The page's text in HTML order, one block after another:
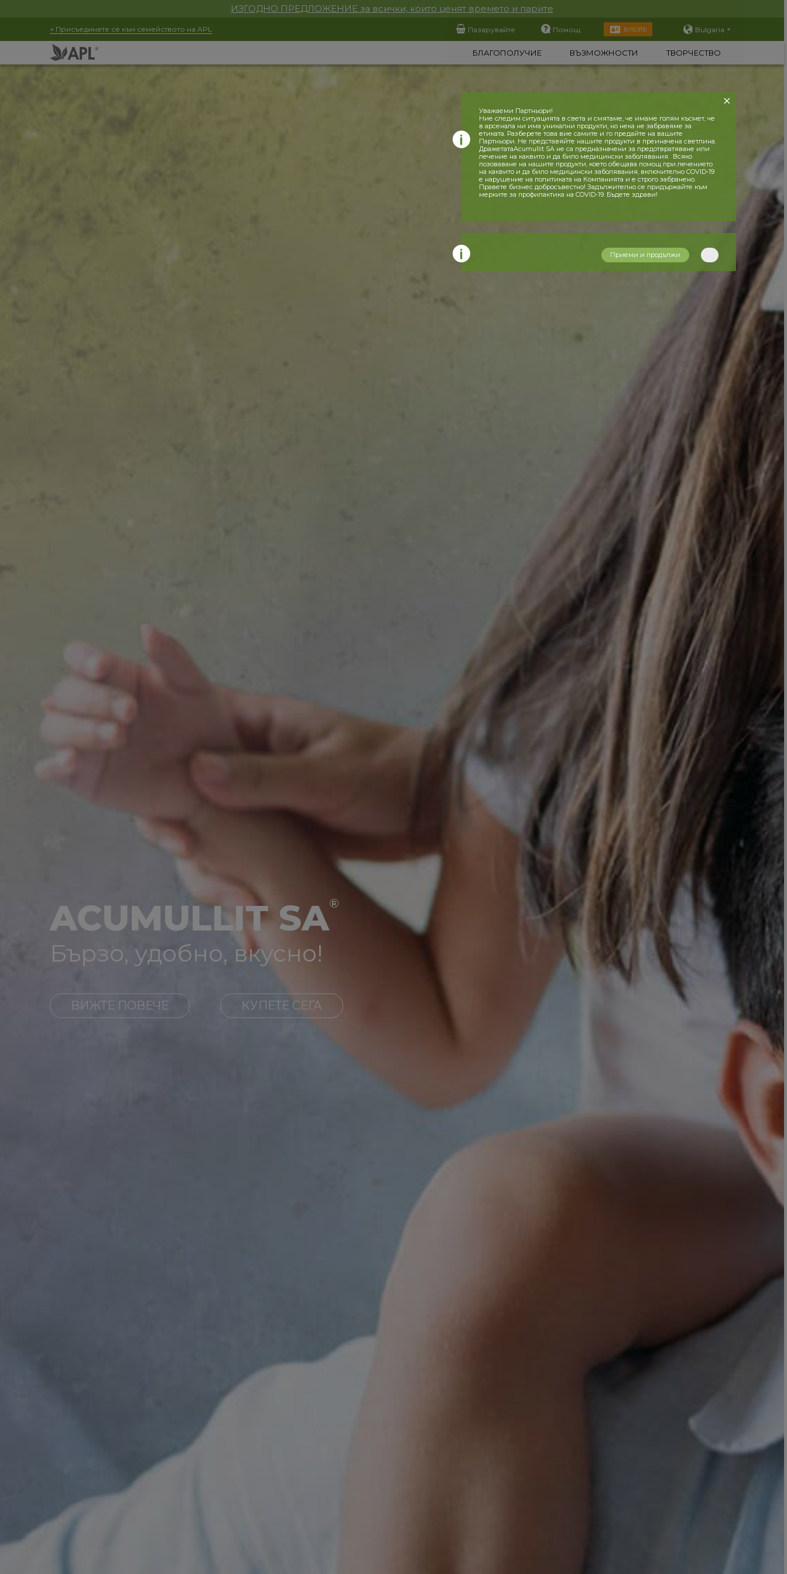
ИЗГОДНО ПРЕДЛОЖЕНИЕ за всички, които ценят времето и парите
+ Присъединете се към семейството на APL Пазарувайте Помощ ВЛЕЗТЕ Bulgaria
БЛАГОПОЛУЧИЕ ВЪЗМОЖНОСТИ ТВОРЧЕСТВО
ACUMULLIT SA®
Бързо, удобно, вкусно!
ВИЖТЕ ПОВЕЧЕ КУПЕТЕ СЕГА
Уважаеми Партньори!
Ние следим ситуацията в света и смятаме, че имаме голям късмет, че
в арсенала ни има уникални продукти, но нека не забравяме за
етиката. Разберете това вие самите и го предайте на вашите
Партньори. Не представяйте нашите продукти в преиначена светлина.
ДражетатаAcumullit SA не са предназначени за предотвратяване или
лечение на каквито и да било медицински заболявания. Всяко
позоваване на нашите продукти, което обещава помощ при лечението
на каквито и да било медицински заболявания, включително COVID-19
е нарушение на политиката на Компанията и е строго забранено.
Правете бизнес добросъвестно! Задължително се придържайте към
мерките за профилактика на COVID-19. Бъдете здрави!
Приеми и продължи